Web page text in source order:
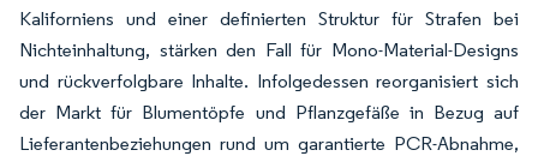
Kaliforniens und einer definierten Struktur für Strafen bei
Nichteinhaltung, stärken den Fall für Mono-Material-Designs
und rückverfolgbare Inhalte. Infolgedessen reorganisiert sich
der Markt für Blumentöpfe und Pflanzgefäße in Bezug auf
Lieferantenbeziehungen rund um garantierte PCR-Abnahme,